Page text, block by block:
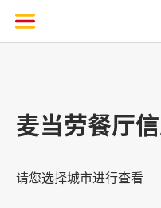
麦当劳餐厅
请您选择城市进行查看